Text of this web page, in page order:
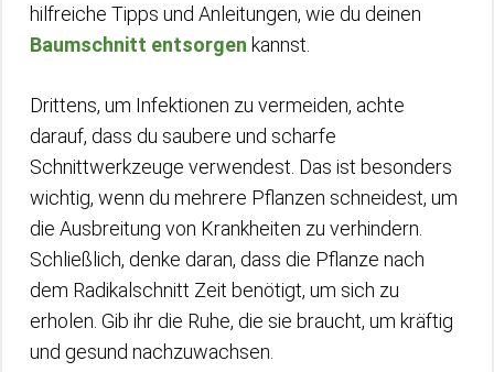
hilfreiche Tipps und Anleitungen, wie du deinen
Baumschnitt entsorgen kannst.
Drittens, um Infektionen zu vermeiden, achte
darauf, dass du saubere und scharfe
Schnittwerkzeuge verwendest. Das ist besonders
wichtig, wenn du mehrere Pflanzen schneidest, um
die Ausbreitung von Krankheiten zu verhindern.
Schließlich, denke daran, dass die Pflanze nach
dem Radikalschnitt Zeit benötigt, um sich zu
erholen. Gib ihr die Ruhe, die sie braucht, um kräftig
und gesund nachzuwachsen.